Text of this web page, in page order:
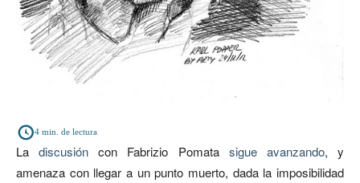
4 min. de lectura
Ladiscusión con Fabrizio Pomata sigue avanzando, y
amenaza con llegar a un punto muerto, dada la imposibilidad